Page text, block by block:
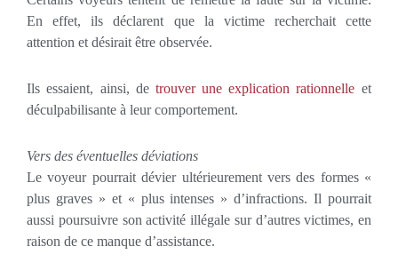
En effet, ils déclarent que la victime recherchait cette
attention et désirait être observée.
Ils essaient, ainsi, de trouver une explication rationnelle et
déculpabilisante à leur comportement.
Vers des éventuelles déviations
Le voyeur pourrait dévier ultérieurement vers des formes «
plus graves » et « plus intenses » d’infractions. Il pourrait
aussi poursuivre son activité illégale sur d’autres victimes, en
raison de ce manque d’assistance.